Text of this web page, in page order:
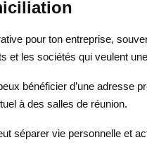
pour ton entreprise,
et les sociétés qui veulent
bénéficier d’une
à des salles de réunion.
séparer vie personnelle et